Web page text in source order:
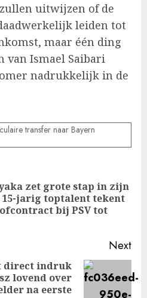
uitwijzen of de
leiden tot
maar één ding
van Ismael Saibari
nadrukkelijk in de
transfer naar Bayern
zet grote stap in zijn
jarig toptalent tekent
bij PSV tot
Next
direct indruk
lovend over
na eerste